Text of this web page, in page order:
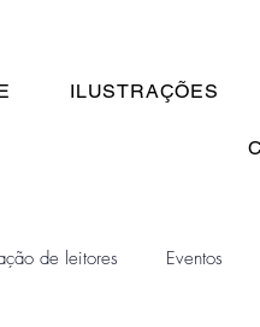
ILUSTRAÇÕES
de leitores Eventos